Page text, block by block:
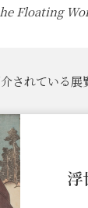
Floating
されている展
浮